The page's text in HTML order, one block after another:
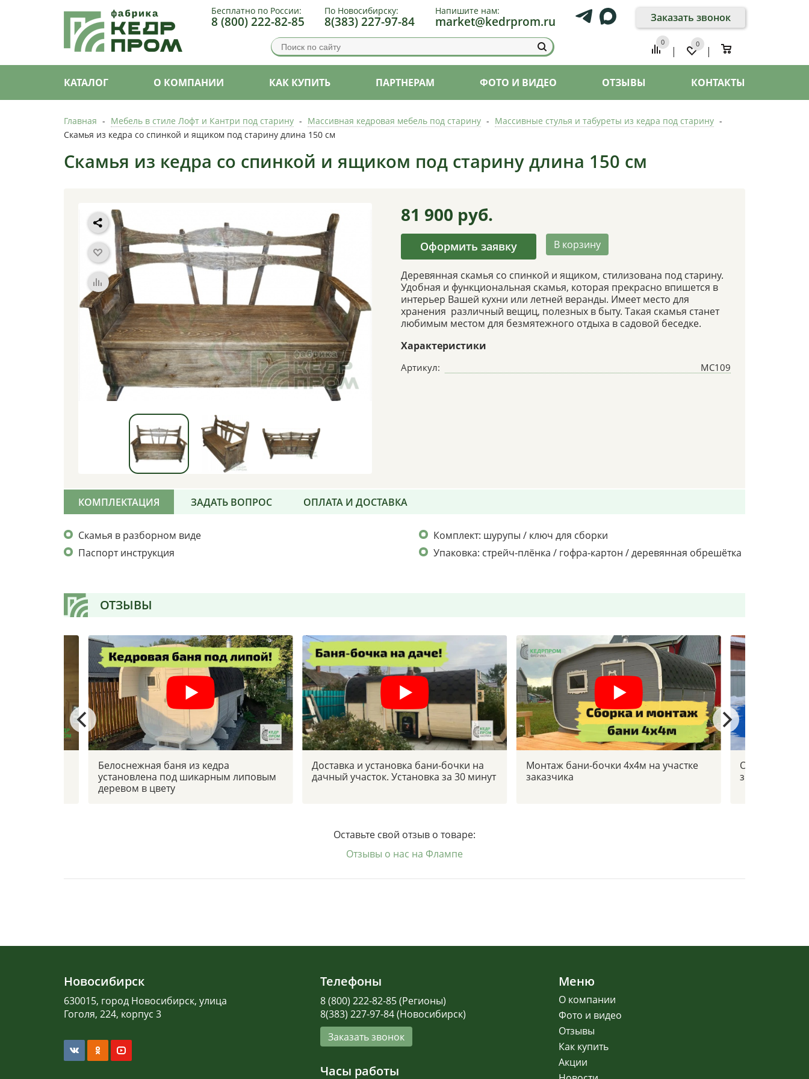
Бесплатно по России:
8 (800) 222-82-85
По Новосибирску:
8(383) 227-97-84
Напишите нам:
market@kedrprom.ru Заказать звонок
0
|
0
|
КАТАЛОГ О КОМПАНИИ КАК КУПИТЬ ПАРТНЕРАМ ФОТО И ВИДЕО ОТЗЫВЫ КОНТАКТЫ
Главная - Мебель в стиле Лофт и Кантри под старину - Массивная кедровая мебель под старину - Массивные стулья и табуреты из кедра под старину -
Скамья из кедра со спинкой и ящиком под старину длина 150 см
Скамья из кедра со спинкой и ящиком под старину длина 150 см
81 900 руб.
Оформить заявку В корзину
Деревянная скамья со спинкой и ящиком, стилизована под старину.
Удобная и функциональная скамья, которая прекрасно впишется в
интерьер Вашей кухни или летней веранды. Имеет место для
хранения различный вещиц, полезных в быту. Такая скамья станет
любимым местом для безмятежного отдыха в садовой беседке.
Характеристики
Артикул: МС109
КОМПЛЕКТАЦИЯ ЗАДАТЬ ВОПРОС ОПЛАТА И ДОСТАВКА
Скамья в разборном виде
Комплект: шурупы / ключ для сборки
Паспорт инструкция
Упаковка: стрейч-плёнка / гофра-картон / деревянная обрешётка
ОТЗЫВЫ
Доставка и установка бани-бочки на
дачный участок. Установка за 30 минут
Монтаж бани-бочки 4х4м на участке
заказчика
Отзыв
зимой в -30с
Белоснежная баня из кедра
установлена под шикарным липовым
деревом в цвету
Оставьте свой отзыв о товаре:
Отзывы о нас на Флампе
Новосибирск
630015, город Новосибирск, улица
Гоголя, 224, корпус 3
Телефоны
8 (800) 222-82-85 (Регионы)
8(383) 227-97-84 (Новосибирск)
Заказать звонок
Часы работы
Меню
О компании
Фото и видео
Отзывы
Как купить
Акции